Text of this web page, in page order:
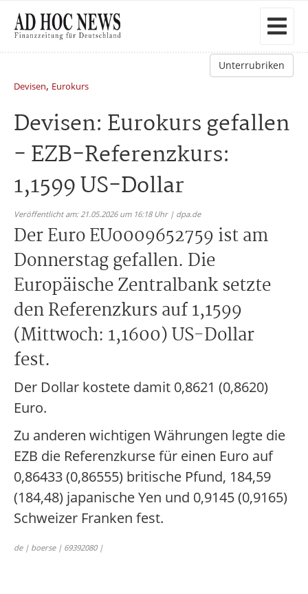
Unterrubriken
Devisen, Eurokurs
Devisen: Eurokurs gefallen
- EZB-Referenzkurs:
1,1599 US-Dollar
Veröffentlicht am: 21.05.2026 um 16:18 Uhr | dpa.de
Der Euro EU0009652759 ist am
Donnerstag gefallen. Die
Europäische Zentralbank setzte
den Referenzkurs auf 1,1599
(Mittwoch: 1,1600) US-Dollar
fest.
Der Dollar kostete damit 0,8621 (0,8620)
Euro.
Zu anderen wichtigen Währungen legte die
EZB die Referenzkurse für einen Euro auf
0,86433 (0,86555) britische Pfund, 184,59
(184,48) japanische Yen und 0,9145 (0,9165)
Schweizer Franken fest.
de | boerse | 69392080 |